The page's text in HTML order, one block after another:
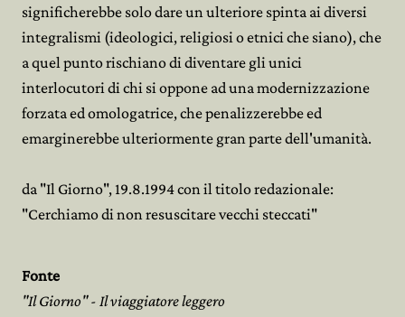
significherebbe solo dare un ulteriore spinta ai diversi
integralismi (ideologici, religiosi o etnici che siano), che
a quel punto rischiano di diventare gli unici
interlocutori di chi si oppone ad una modernizzazione
forzata ed omologatrice, che penalizzerebbe ed
emarginerebbe ulteriormente gran parte dell'umanità.
da "Il Giorno", 19.8.1994 con il titolo redazionale:
"Cerchiamo di non resuscitare vecchi steccati"
Fonte
"Il Giorno" - Il viaggiatore leggero